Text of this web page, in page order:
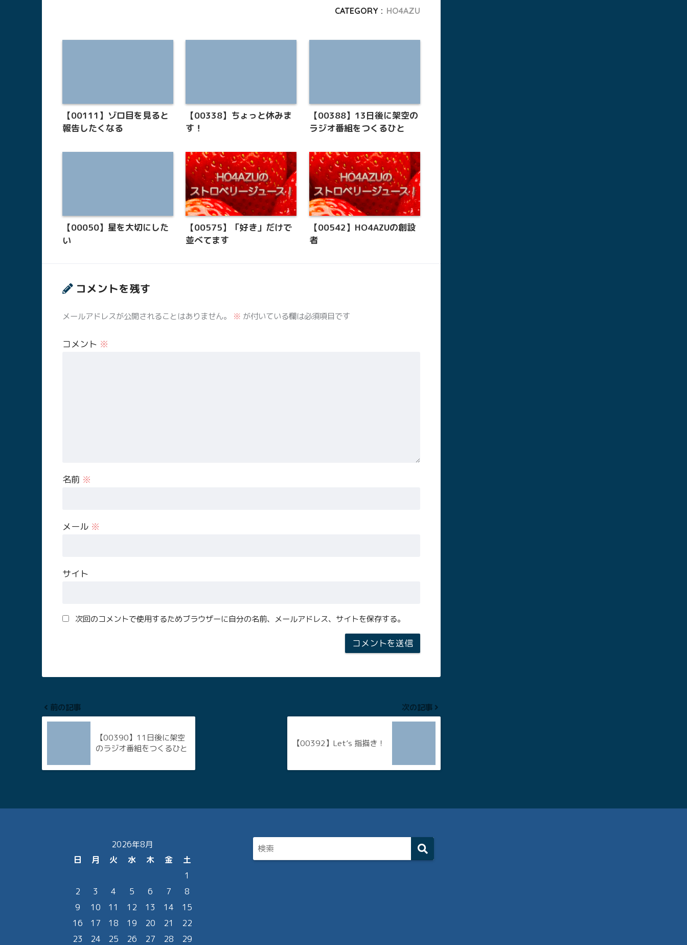
CATEGORY : HO4AZU
【00111】ゾロ目を見ると
報告したくなる
【00338】ちょっと休みま
す！
【00388】13日後に架空の
ラジオ番組をつくるひと
【00050】星を大切にした
い
【00575】「好き」だけで
並べてます
【00542】HO4AZUの創設
者
コメントを残す
メールアドレスが公開されることはありません。 ※ が付いている欄は必須項目です
コメント ※
名前 ※
メール ※
サイト
次回のコメントで使用するためブラウザーに自分の名前、メールアドレス、サイトを保存する。
前の記事
【00390】11日後に架空
のラジオ番組をつくるひと
次の記事
【00392】Let’s 指描き！
2026年8月
日
月 火 水 木 金
土
1
2
3 4 5 6 7
8
9
10 11 12 13 14
15
16
17 18 19 20 21
22
23
24 25 26 27 28 29